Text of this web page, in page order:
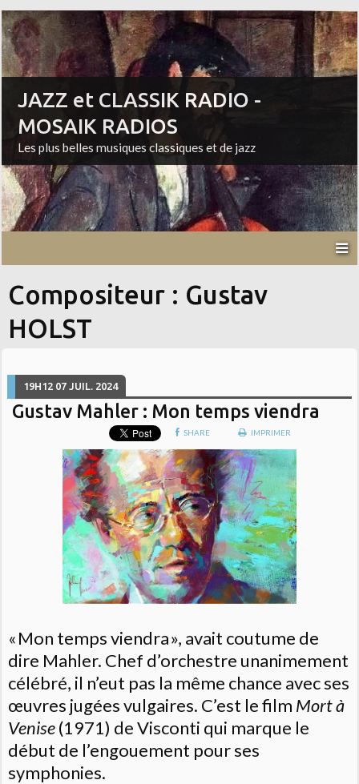
JAZZ et CLASSIK RADIO -
MOSAIK RADIOS
Les plus belles musiques classiques et de jazz
Compositeur : Gustav
HOLST
19H12 07 JUIL. 2024
Gustav Mahler : Mon temps viendra
SHARE IMPRIMER
« Mon temps viendra », avait coutume de
dire Mahler. Chef d’orchestre unanimement
célébré, il n’eut pas la même chance avec ses
œuvres jugées vulgaires. C’est le film Mort à
Venise(1971) de Visconti qui marque le
début de l’engouement pour ses
symphonies.